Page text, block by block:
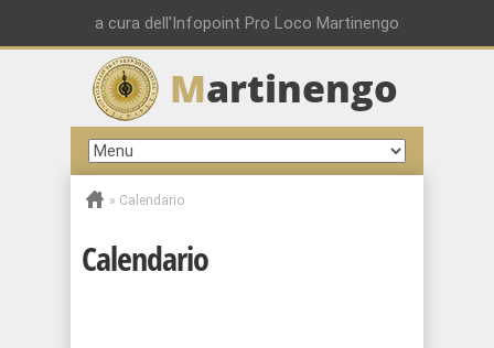
a cura dell'Infopoint Pro Loco Martinengo
Martinengo
» Calendario
Calendario